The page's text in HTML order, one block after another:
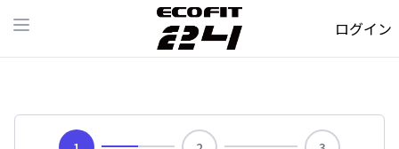
Open main menu ログイン